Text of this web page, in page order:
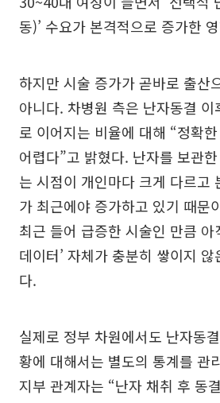
동)’ 수요가 본격적으로 증가한
하지만 시술 증가가 곧바로 출산
아니다. 차병원 측은 난자동결
로 이어지는 비율에 대해 “정확
어렵다”고 밝혔다. 난자를 보관
는 시점이 개인마다 크게 다르고
가 최근에야 증가하고 있기 때문
최근 들어 급증한 시술인 만큼 아
데이터’ 자체가 충분히 쌓이지
다.
실제로 정부 차원에서도 난자동
황에 대해서는 별도의 통계를 관
지부 관계자는 “난자 채취 후 동